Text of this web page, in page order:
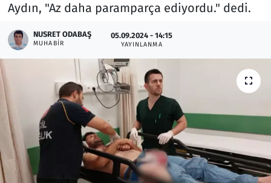
Aydın, "Az daha paramparça ediyordu." dedi.
NUSRET ODABAŞ
MUHABIR
05.09.2024 - 14:15
YAYINLANMA
Oyun
Ramazan
Resmi İlanlar
Rüya Tabirleri